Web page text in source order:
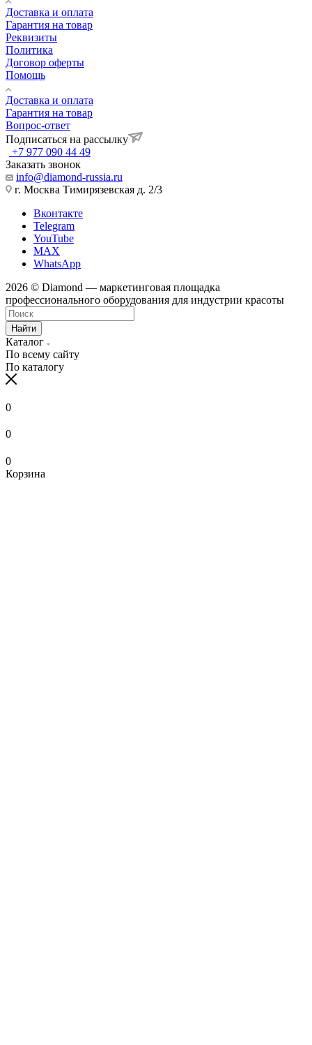
Доставка и оплата
Гарантия на товар
Реквизиты
Политика
Договор оферты
Помощь
Доставка и оплата
Гарантия на товар
Вопрос-ответ
Подписаться на рассылку
+7 977 090 44 49
Заказать звонок
info@diamond-russia.ru
г. Москва Тимирязевская д. 2/3
Вконтакте
Telegram
YouTube
MAX
WhatsApp
2026 © Diamond — маркетинговая площадка
профессионального оборудования для индустрии красоты
Найти
Каталог
По всему сайту
По каталогу
0
0
0
Корзина